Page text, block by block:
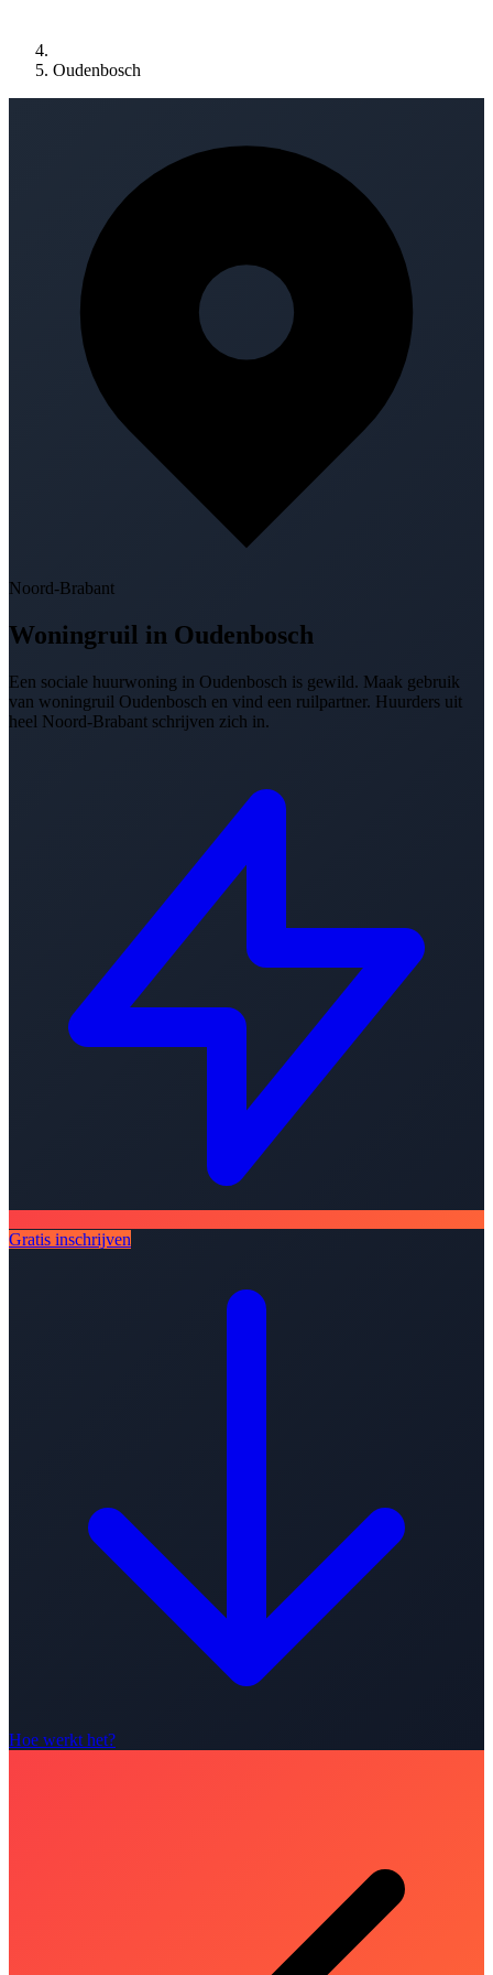
Oudenbosch
Noord-Brabant
Woningruil in Oudenbosch
Een sociale huurwoning in Oudenbosch is gewild. Maak gebruik
van woningruil Oudenbosch en vind een ruilpartner. Huurders uit
heel Noord-Brabant schrijven zich in.
Gratis inschrijven
Hoe werkt het?